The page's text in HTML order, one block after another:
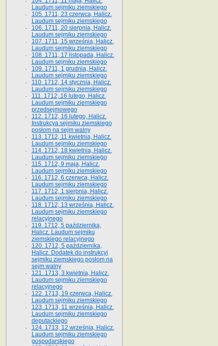
Laudum sejmiku ziemskiego
105. 1711, 23 czerwca, Halicz.
Laudum sejmiku ziemskiego
106. 1711, 20 sierpnia, Halicz.
Laudum sejmiku ziemskiego
107. 1711, 15 września, Halicz.
Laudum sejmiku ziemskiego
108. 1711, 17 listopada, Halicz.
Laudum sejmiku ziemskiego
109. 1711, 1 grudnia, Halicz.
Laudum sejmiku ziemskiego
110. 1712, 14 stycznia, Halicz.
Laudum sejmiku ziemskiego
111. 1712, 16 lutego, Halicz.
Laudum sejmiku ziemskiego
przedsejmowego
112. 1712, 16 lutego, Halicz.
Instrukcya sejmiku ziemskiego
posłom na sejm walny
113. 1712, 11 kwietnia, Halicz.
Laudum sejmiku ziemskiego
114. 1712, 18 kwietnia, Halicz.
Laudum sejmiku ziemskiego
115. 1712, 9 maja, Halicz.
Laudum sejmiku ziemskiego
116. 1712, 6 czerwca, Halicz.
Laudum sejmiku ziemskiego
117. 1712, 1 sierpnia, Halicz.
Laudum sejmiku ziemskiego
118. 1712, 13 września, Halicz.
Laudum sejmiku ziemskiego
relacyjnego
119. 1712, 5 października,
Halicz. Laudum sejmiku
ziemskiego relacyjnego
120. 1712, 5 października,
Halicz. Dodatek do instrukcyi
sejmiku ziemskiego posłom na
sejm walny
121. 1713, 3 kwietnia, Halicz.
Laudum sejmiku ziemskiego
relacyjnego
122. 1713, 19 czerwca, Halicz.
Laudum sejmiku ziemskiego
123. 1713, 11 września, Halicz.
Laudum sejmiku ziemskiego
deputackiego
124. 1713, 12 września, Halicz.
Laudum sejmiku ziemskiego
gospodarskiego